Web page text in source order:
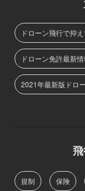
ドローン飛行で抑
ドローン免許最新
2021年最新版ドロ
規制 保険